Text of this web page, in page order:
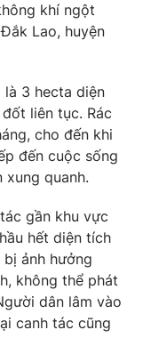
khí ngột
Lao, huyện
là 3 hecta diện
liên tục. Rác
cho đến khi
đến cuộc sống
xung quanh.
gần khu vực
hết diện tích
ảnh hưởng
không thể phát
dân lâm vào
canh tác cũng